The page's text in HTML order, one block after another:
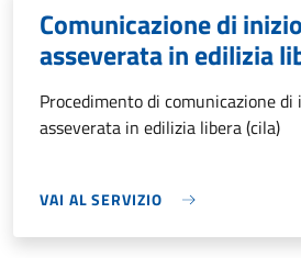
Comunicazione di
asseverata in edilizia
Procedimento di comunicazione
asseverata in edilizia libera (cila)
VAI AL SERVIZIO